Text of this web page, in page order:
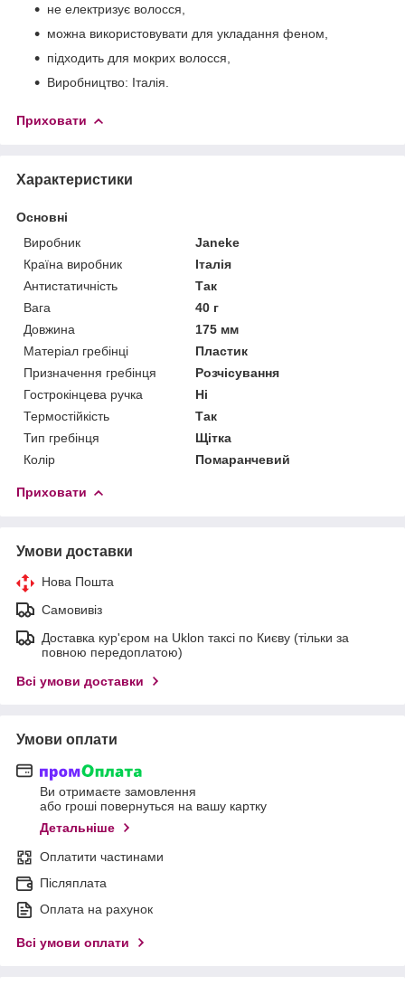
не електризує волосся,
можна використовувати для укладання феном,
підходить для мокрих волосся,
Виробництво: Італія.
Приховати
Характеристики
Основні
Виробник
Janeke
Країна виробник
Італія
Антистатичність
Так
Вага
40 г
Довжина
175 мм
Матеріал гребінці
Пластик
Призначення гребінця
Розчісування
Гострокінцева ручка
Ні
Термостійкість
Так
Тип гребінця
Щітка
Колір
Помаранчевий
Приховати
Умови доставки
Нова Пошта
Самовивіз
Доставка кур'єром на Uklon таксі по Києву (тільки за
повною передоплатою)
Всі умови доставки
Умови оплати
Ви отримаєте замовлення
або гроші повернуться на вашу картку
Детальніше
Оплатити частинами
Післяплата
Оплата на рахунок
Всі умови оплати